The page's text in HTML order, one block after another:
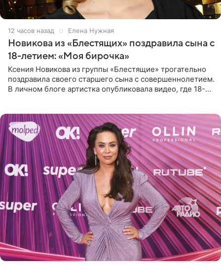
12 часов назад Елена Нужная
Новикова из «Блестящих» поздравила сына с
18-летием: «Моя бирочка»
Ксения Новикова из группы «Блестящие» трогательно
поздравила своего старшего сына с совершеннолетием.
В личном блоге артистка опубликовала видео, где 18-